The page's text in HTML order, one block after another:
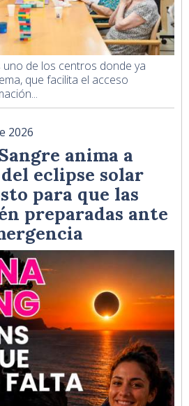
uno de los centros donde ya
que facilita el acceso
2026
anima a
eclipse solar
para que las
preparadas ante